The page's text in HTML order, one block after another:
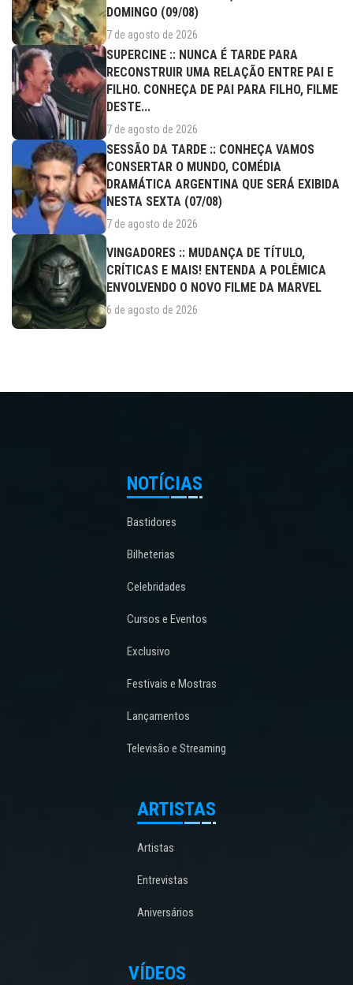
DOMINGO (09/08)
7 de agosto de 2026
SUPERCINE :: NUNCA É TARDE PARA
RECONSTRUIR UMA RELAÇÃO ENTRE PAI E
FILHO. CONHEÇA DE PAI PARA FILHO, FILME
DESTE...
7 de agosto de 2026
SESSÃO DA TARDE :: CONHEÇA VAMOS
CONSERTAR O MUNDO, COMÉDIA
DRAMÁTICA ARGENTINA QUE SERÁ EXIBIDA
NESTA SEXTA (07/08)
7 de agosto de 2026
VINGADORES :: MUDANÇA DE TÍTULO,
CRÍTICAS E MAIS! ENTENDA A POLÊMICA
ENVOLVENDO O NOVO FILME DA MARVEL
6 de agosto de 2026
NOTÍCIAS
Bastidores
Bilheterias
Celebridades
Cursos e Eventos
Exclusivo
Festivais e Mostras
Lançamentos
Televisão e Streaming
ARTISTAS
Artistas
Entrevistas
Aniversários
VÍDEOS